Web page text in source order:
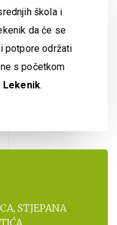
škola i
da će se
potpore održati
s početkom
Lekenik.
STJEPANA